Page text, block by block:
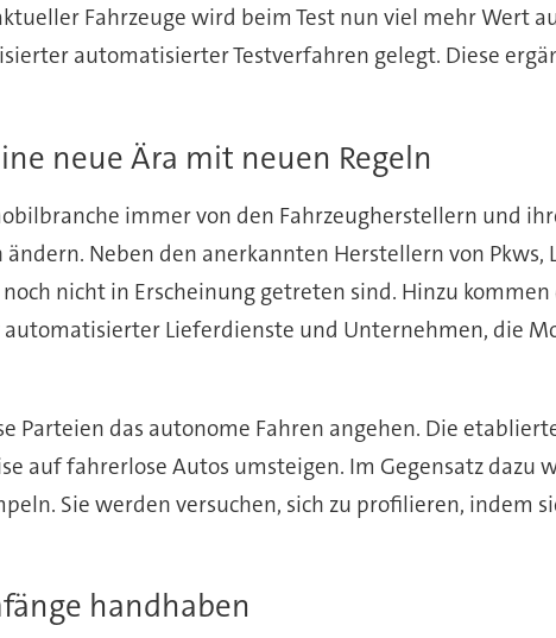
Fahrzeuge wird beim Test nun viel mehr Wert
automatisierter Testverfahren gelegt. Diese
neue Ära mit neuen Regeln
immer von den Fahrzeugherstellern und
Neben den anerkannten Herstellern von Pkws,
nicht in Erscheinung getreten sind. Hinzu
Lieferdienste und Unternehmen, die
Parteien das autonome Fahren angehen. Die
auf fahrerlose Autos umsteigen. Im Gegensatz
Sie werden versuchen, sich zu profilieren, indem
handhaben